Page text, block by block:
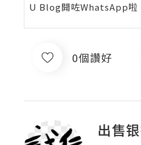
U Blog開咗WhatsApp啦
0個讚好
出售